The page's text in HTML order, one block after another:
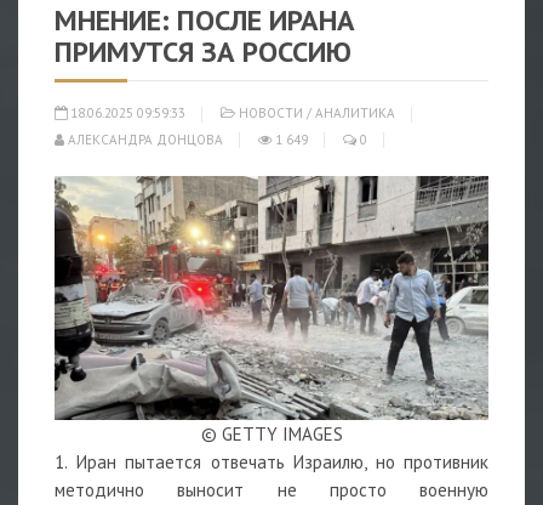
МНЕНИЕ: ПОСЛЕ ИРАНА
ПРИМУТСЯ ЗА РОССИЮ
18.06.2025 09:59:33 НОВОСТИ / АНАЛИТИКА
АЛЕКСАНДРА ДОНЦОВА
1 649 0
© GETTY IMAGES
1. Иран пытается отвечать Израилю, но противник
методично выносит не просто военную